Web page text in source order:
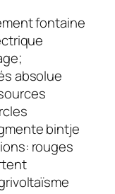
fontaine
absolue
bintje
rouges